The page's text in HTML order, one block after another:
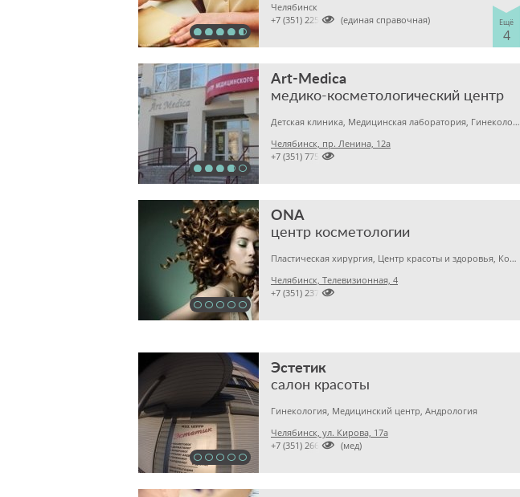
Ещё
4
Челябинск

+7 (351) 2255555 (единая справочная)
Art-Medica
медико-косметологический центр
Детская клиника, Медицинская лаборатория, Гинекология
Челябинск, пр. Ленина, 12а

+7 (351) 7751918
ONA
центр косметологии
Пластическая хирургия, Центр красоты и здоровья, Коррекция веса
Челябинск, Телевизионная, 4

+7 (351) 2378528
Эстетик
салон красоты
Гинекология, Медицинский центр, Андрология
Челябинск, ул. Кирова, 17а

+7 (351) 2660745 (мед)